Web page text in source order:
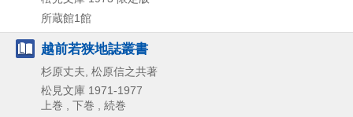
所蔵館1館
越前若狭地誌叢書
杉原丈夫, 松原信之共著
松見文庫 1971-1977
上巻 , 下巻 , 続巻